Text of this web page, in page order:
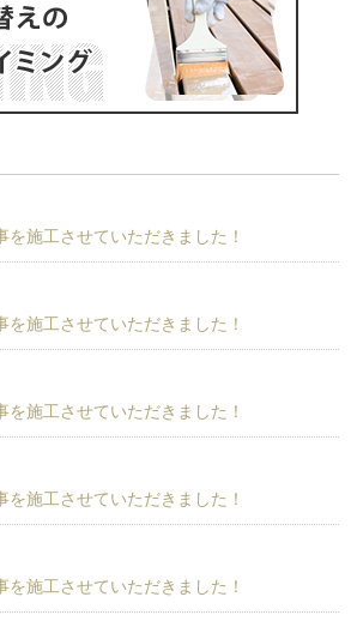
施工させていただきました！
施工させていただきました！
を施工させていただきました！
施工させていただきました！
施工させていただきました！